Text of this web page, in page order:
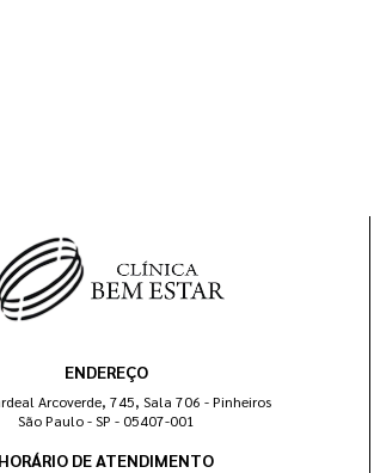
ENDEREÇO
Arcoverde, 745, Sala 706 - Pinheiros
São Paulo - SP - 05407-001
HORÁRIO DE ATENDIMENTO